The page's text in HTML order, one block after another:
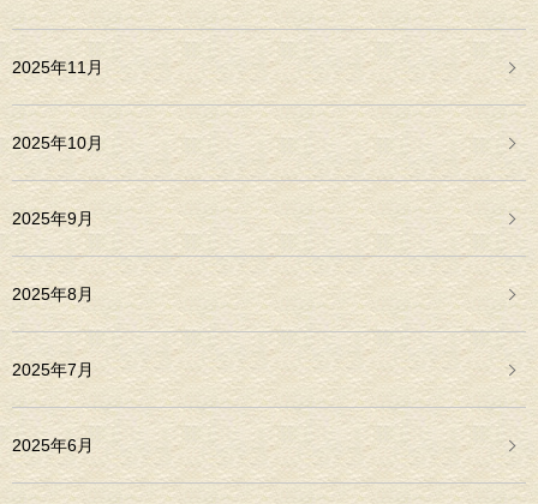
2025年11月
2025年10月
2025年9月
2025年8月
2025年7月
2025年6月